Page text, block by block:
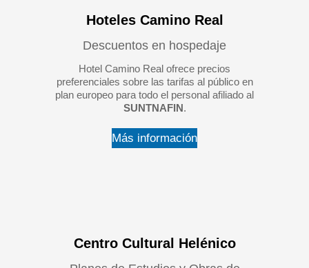
Hoteles Camino Real
Descuentos en hospedaje
Hotel Camino Real ofrece precios
preferenciales sobre las tarifas al público en
plan europeo para todo el personal afiliado al
SUNTNAFIN.
Más información
Centro Cultural Helénico